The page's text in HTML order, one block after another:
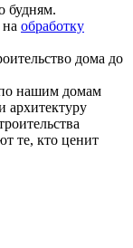
будням.
обработку
дома до
нашим домам
архитектуру
те, кто ценит